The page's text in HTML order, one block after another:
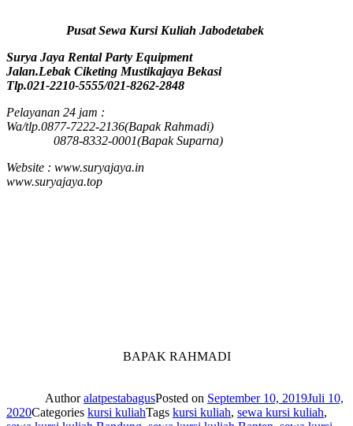
Pusat Sewa Kursi Kuliah Jabodetabek
Surya Jaya Rental Party Equipment
Jalan.Lebak Ciketing Mustikajaya Bekasi
Tlp.021-2210-5555/021-8262-2848
Pelayanan 24 jam :
Wa/tlp.0877-7222-2136(Bapak Rahmadi)
0878-8332-0001(Bapak Suparna)
Website : www.suryajaya.in
www.suryajaya.top
BAPAK RAHMADI
AuthoralatpestabagusPosted on September 10, 2019Juli 10,
2020Categories kursi kuliahTags kursi kuliah, sewa kursi kuliah,